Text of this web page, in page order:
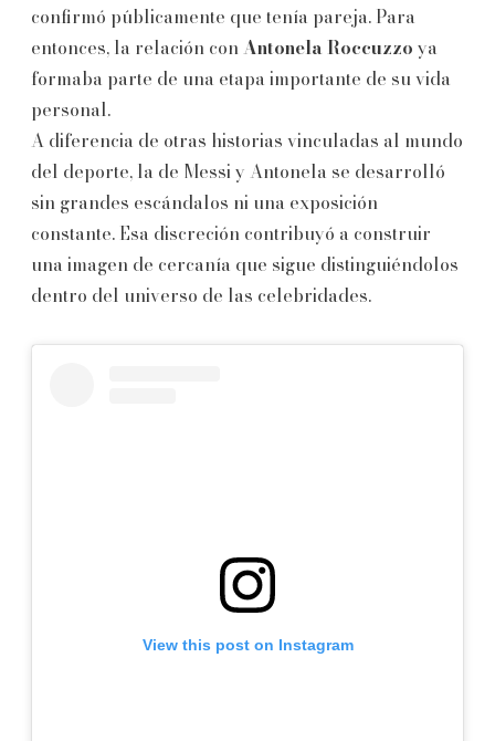
confirmó públicamente que tenía pareja. Para
entonces, la relación conAntonela Roccuzzo ya
formaba parte de una etapa importante de su vida
personal.
A diferencia de otras historias vinculadas al mundo
del deporte, la de Messi y Antonela se desarrolló
sin grandes escándalos ni una exposición
constante. Esa discreción contribuyó a construir
una imagen de cercanía que sigue distinguiéndolos
dentro del universo de las celebridades.
View this post on Instagram